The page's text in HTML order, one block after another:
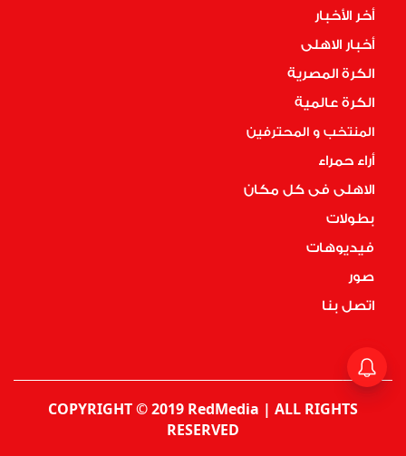
أخر الأخبار
أخبار الاهلى
الكرة المصرية
الكرة عالمية
المنتخب و المحترفين
أراء حمراء
الاهلى فى كل مكان
بطولات
فيديوهات
صور
اتصل بنا
COPYRIGHT © 2019 RedMedia | ALL RIGHTS
RESERVED